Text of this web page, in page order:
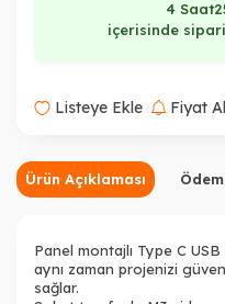
4 Saat
içerisinde
Listeye Ekle Fiyat
Ürün Açıklaması
Panel montajlı Type C
aynı zaman projenizi
sağlar.